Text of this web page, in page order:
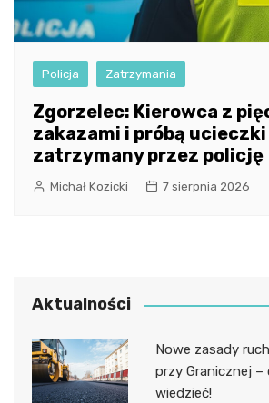
Policja Zatrzymania
Zgorzelec: Kierowca z
zakazami i próbą ucieczki
zatrzymany przez policję
Michał Kozicki 7 sierpnia 2026
Aktualności
Nowe zasady
przy Granicznej –
wiedzieć!